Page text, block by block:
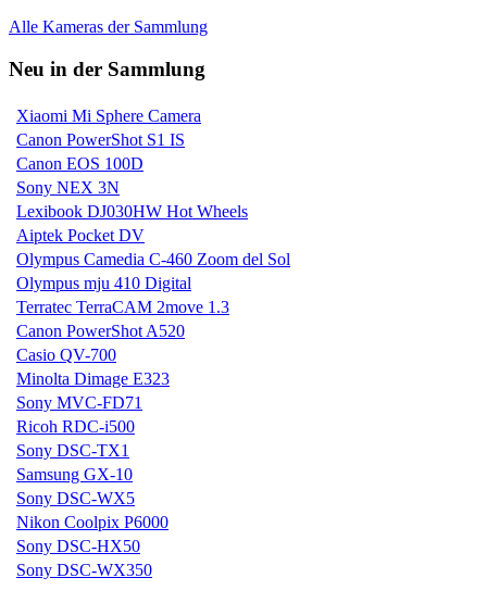
Alle Kameras der Sammlung
Neu in der Sammlung
Xiaomi Mi Sphere Camera
Canon PowerShot S1 IS
Canon EOS 100D
Sony NEX 3N
Lexibook DJ030HW Hot Wheels
Aiptek Pocket DV
Olympus Camedia C-460 Zoom del Sol
Olympus mju 410 Digital
Terratec TerraCAM 2move 1.3
Canon PowerShot A520
Casio QV-700
Minolta Dimage E323
Sony MVC-FD71
Ricoh RDC-i500
Sony DSC-TX1
Samsung GX-10
Sony DSC-WX5
Nikon Coolpix P6000
Sony DSC-HX50
Sony DSC-WX350